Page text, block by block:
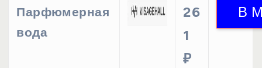
Парфюмерная
вода
26
1
₽